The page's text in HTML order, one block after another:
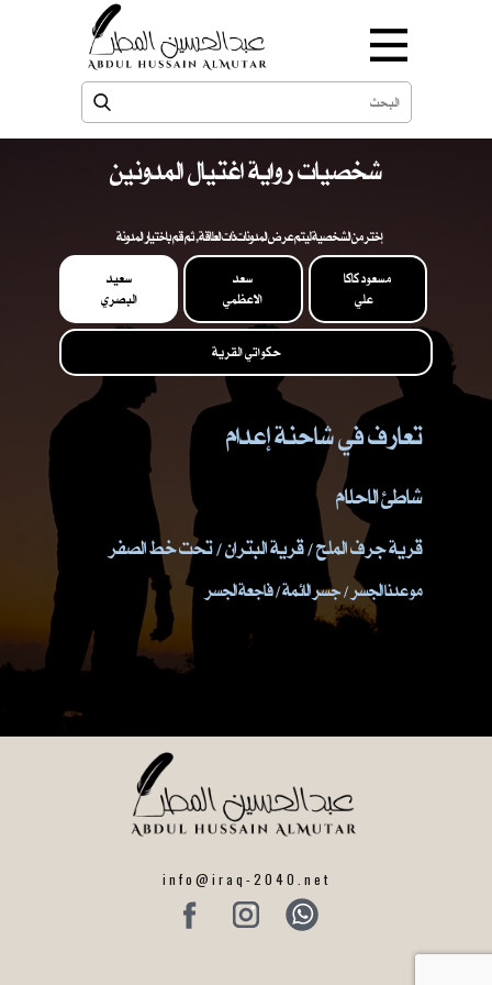
شخصيات رواية اغتيال المدونين
إختر من الشخصية ليتم عرض المدونات ذات العلاقة , ثم قم باختيار المدونة
سعيد
البصري
سعد
الاعظمي
مسعود كاكا
علي
حكواتي القرية
تعارف في شاحنة إعدام
شاطئ الاحلام
قرية جرف الملح / قرية البتران / تحت خط الصفر
موعدنا الجسر / جسر الائمة / فاجعة الجسر
info@iraq-2040.net